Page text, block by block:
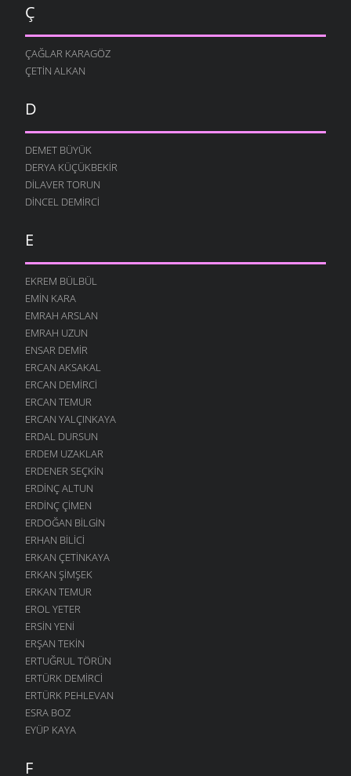
Ç
ÇAĞLAR KARAGÖZ
ÇETIN ALKAN
D
DEMET BÜYÜK
DERYA KÜÇÜKBEKIR
DILAVER TORUN
DINCEL DEMIRCI
E
EKREM BÜLBÜL
EMIN KARA
EMRAH ARSLAN
EMRAH UZUN
ENSAR DEMIR
ERCAN AKSAKAL
ERCAN DEMIRCI
ERCAN TEMUR
ERCAN YALÇINKAYA
ERDAL DURSUN
ERDEM UZAKLAR
ERDENER SEÇKIN
ERDINÇ ALTUN
ERDINÇ ÇIMEN
ERDOĞAN BILGIN
ERHAN BILICI
ERKAN ÇETINKAYA
ERKAN ŞIMŞEK
ERKAN TEMUR
EROL YETER
ERSIN YENI
ERŞAN TEKIN
ERTUĞRUL TÖRÜN
ERTÜRK DEMIRCI
ERTÜRK PEHLEVAN
ESRA BOZ
EYÜP KAYA
F